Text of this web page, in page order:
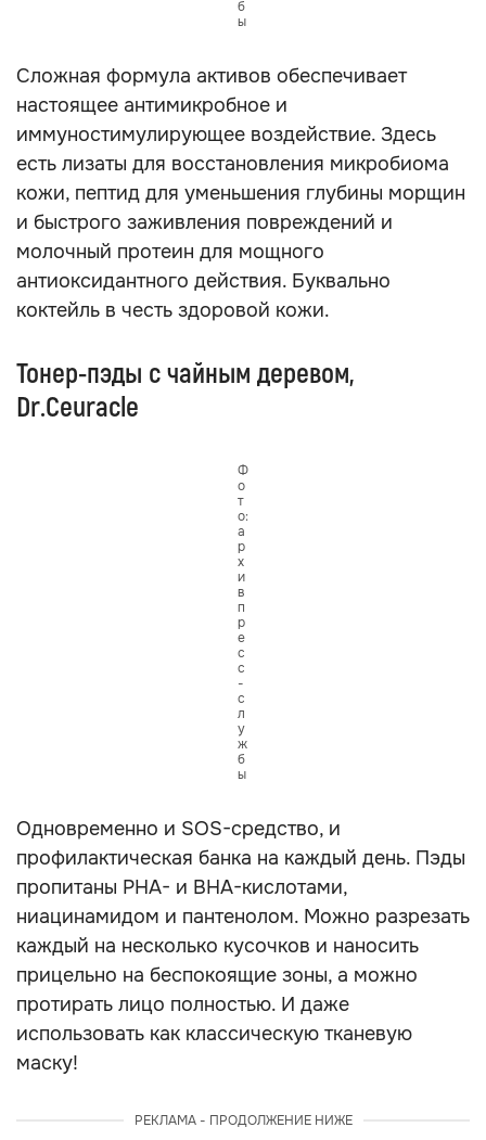
б
ы
Сложная формула активов обеспечивает
настоящее антимикробное и
иммуностимулирующее воздействие. Здесь
есть лизаты для восстановления микробиома
кожи, пептид для уменьшения глубины морщин
и быстрого заживления повреждений и
молочный протеин для мощного
антиоксидантного действия. Буквально
коктейль в честь здоровой кожи.
Тонер-пэды с чайным деревом,
Dr.Ceuracle
Ф
о
т
о:
а
р
х
и
в
п
р
е
с
с
-
с
л
у
ж
б
ы
Одновременно и SOS-средство, и
профилактическая банка на каждый день. Пэды
пропитаны PHA- и BHA-кислотами,
ниацинамидом и пантенолом. Можно разрезать
каждый на несколько кусочков и наносить
прицельно на беспокоящие зоны, а можно
протирать лицо полностью. И даже
использовать как классическую тканевую
маску!
РЕКЛАМА - ПРОДОЛЖЕНИЕ НИЖЕ